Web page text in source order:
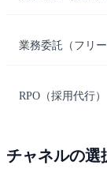
業務委託（フリ
RPO（採用代行）
チャネルの選